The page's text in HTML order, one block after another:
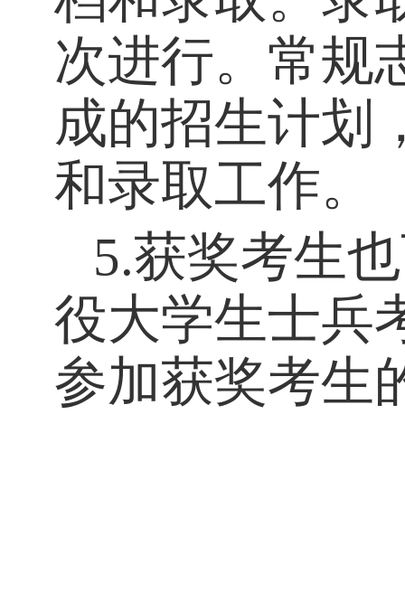
次进行。常规
成的招生计划
和录取工作。
5.获奖考生
役大学生士兵
参加获奖考生